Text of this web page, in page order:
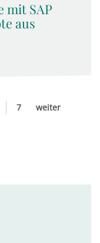
mit SAP
aus
7 weiter